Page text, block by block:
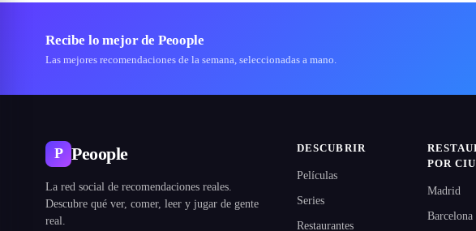
Recibe lo mejor de Peoople
Las mejores recomendaciones de la semana, seleccionadas a mano.
P Peoople
La red social de recomendaciones reales.
Descubre qué ver, comer, leer y jugar de gente
real.
DESCUBRIR
Películas
Series
Restaurantes
POR
Madrid
Barcelona